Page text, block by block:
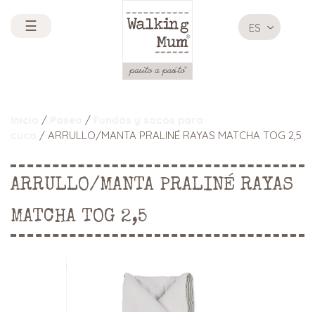
☰ ES
/ /
/ ARRULLO/MANTA PRALINÉ RAYAS MATCHA TOG 2,5
ARRULLO/MANTA PRALINÉ RAYAS
MATCHA TOG 2,5